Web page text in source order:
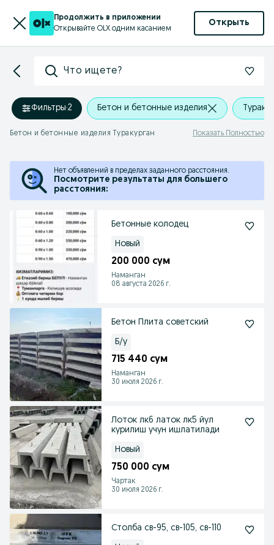
Продолжить в приложении
Открывайте OLX одним касанием
Открыть
Что ищете?
Фильтры·2 Бетон и бетонные изделия
Бетон и бетонные изделия Туракурган Показать Полностью
Нет объявлений в пределах заданного расстояния.
Посмотрите результаты для большего
расстояния:
Бетонные колодец
Новый
200 000 сум
Наманган
08 августа 2026 г.
Бетон Плита советский
Б/у
715 440 сум
Наманган
30 июля 2026 г.
Лоток лк6 латок лк5 йул
курилиш учун ишлатилади
Новый
750 000 сум
Чартак
30 июля 2026 г.
Столба св-95, св-105, св-110